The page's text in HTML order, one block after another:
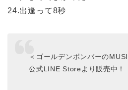
24.出逢って8秒
＜ゴールデンボンバーの
公式LINE Storeより販売中！